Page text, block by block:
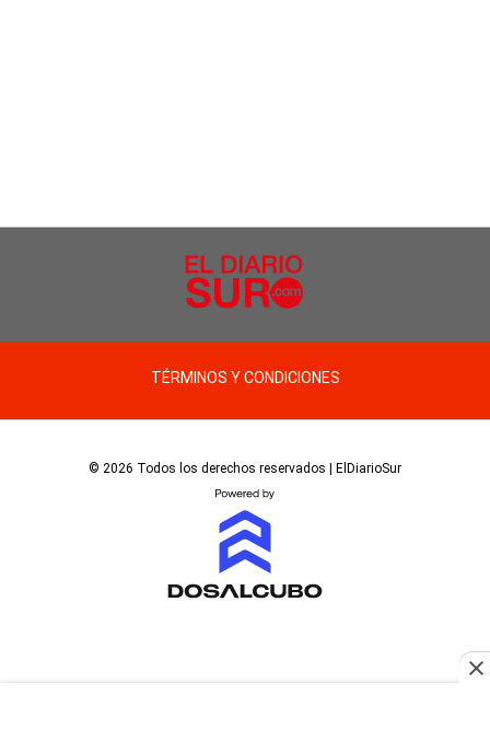
TÉRMINOS Y CONDICIONES
© 2026 Todos los derechos reservados | ElDiarioSur